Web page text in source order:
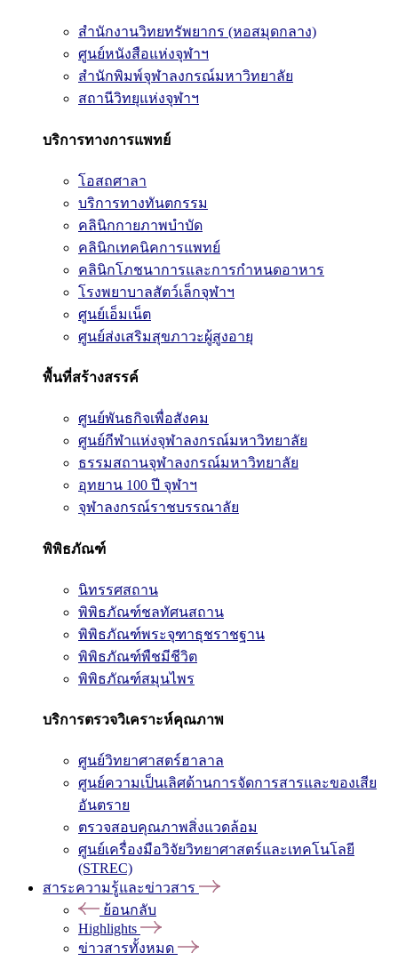
สำนักงานวิทยทรัพยากร (หอสมุดกลาง)
ศูนย์หนังสือแห่งจุฬาฯ
สำนักพิมพ์จุฬาลงกรณ์มหาวิทยาลัย
สถานีวิทยุแห่งจุฬาฯ
บริการทางการแพทย์
โอสถศาลา
บริการทางทันตกรรม
คลินิกกายภาพบำบัด
คลินิกเทคนิคการแพทย์
คลินิกโภชนาการและการกำหนดอาหาร
โรงพยาบาลสัตว์เล็กจุฬาฯ
ศูนย์เอ็มเน็ต
ศูนย์ส่งเสริมสุขภาวะผู้สูงอายุ
พื้นที่สร้างสรรค์
ศูนย์พันธกิจเพื่อสังคม
ศูนย์กีฬาแห่งจุฬาลงกรณ์มหาวิทยาลัย
ธรรมสถานจุฬาลงกรณ์มหาวิทยาลัย
อุทยาน 100 ปี จุฬาฯ
จุฬาลงกรณ์ราชบรรณาลัย
พิพิธภัณฑ์
นิทรรศสถาน
พิพิธภัณฑ์ชลทัศนสถาน
พิพิธภัณฑ์พระจุฑาธุชราชฐาน
พิพิธภัณฑ์พืชมีชีวิต
พิพิธภัณฑ์สมุนไพร
บริการตรวจวิเคราะห์คุณภาพ
ศูนย์วิทยาศาสตร์ฮาลาล
ศูนย์ความเป็นเลิศด้านการจัดการสารและของเสีย
อันตราย
ตรวจสอบคุณภาพสิ่งแวดล้อม
ศูนย์เครื่องมือวิจัยวิทยาศาสตร์และเทคโนโลยี
(STREC)
สาระความรู้และข่าวสาร
ย้อนกลับ
Highlights
ข่าวสารทั้งหมด